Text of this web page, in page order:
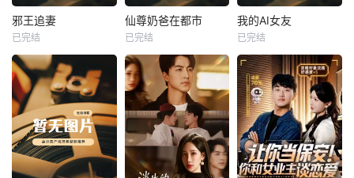
热播
邪王追妻
未知
邪王追妻
已完结
热播
未知
仙尊奶爸在都市
已完结
热播
我的AI女友
未知
我的AI女友
已完结